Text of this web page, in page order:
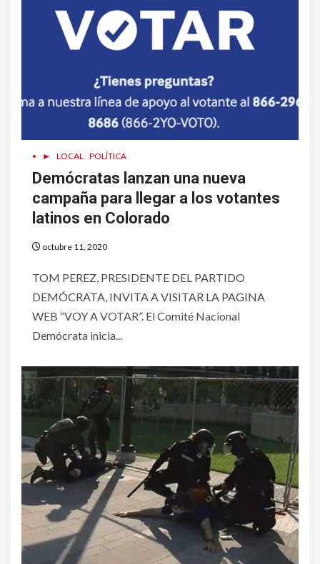
• ► LOCAL POLÍTICA
Demócratas lanzan una nueva
campaña para llegar a los votantes
latinos en Colorado
octubre 11, 2020
TOM PEREZ, PRESIDENTE DEL PARTIDO
DEMÓCRATA, INVITA A VISITAR LA PAGINA
WEB “VOY A VOTAR”. El Comité Nacional
Demócrata inicia...